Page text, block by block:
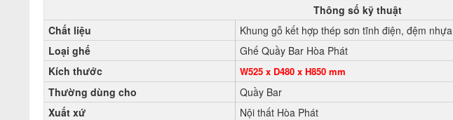
Thông số kỹ thuật
Chất liệu
Khung gỗ kết hợp thép sơn tĩnh điện, đệm nhựa
Loại ghế
Ghế Quầy Bar Hòa Phát
Kích thước
W525 x D480 x H850 mm
Thường dùng cho
Quầy Bar
Xuất xứ
Nội thất Hòa Phát